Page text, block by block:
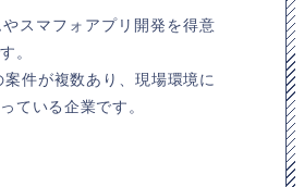
スマフォアプリ開発を得意
。
件が複数あり、現場環境に
ている企業です。